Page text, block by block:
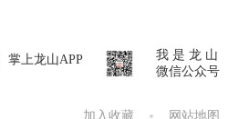
掌上龙山APP
我 是 龙 山
微信公众号
加入收藏 网站地图